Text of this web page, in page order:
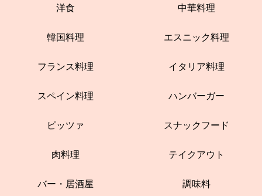
洋食 中華料理
韓国料理 エスニック料理
フランス料理 イタリア料理
スペイン料理 ハンバーガー
ピッツァ スナックフード
肉料理 テイクアウト
バー・居酒屋 調味料